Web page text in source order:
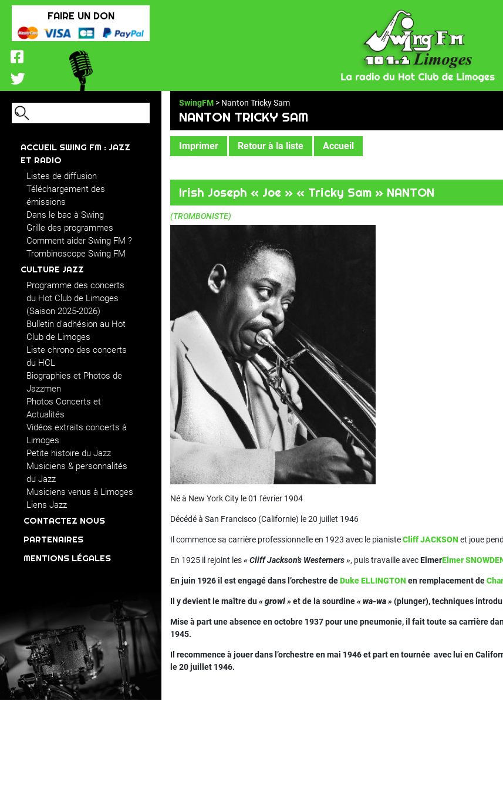
FAIRE UN DON
ACCUEIL SWING FM : JAZZ
ET RADIO
Listes de diffusion
Téléchargement des
émissions
Dans le bac à Swing
Grille des programmes
Comment aider Swing FM ?
Trombinoscope Swing FM
CULTURE JAZZ
Programme des concerts
du Hot Club de Limoges
(Saison 2025-2026)
Bulletin d’adhésion au Hot
Club de Limoges
Liste chrono des concerts
du HCL
Biographies et Photos de
Jazzmen
Photos Concerts et
Actualités
Vidéos extraits concerts à
Limoges
Petite histoire du Jazz
Musiciens & personnalités
du Jazz
Musiciens venus à Limoges
Liens Jazz
CONTACTEZ NOUS
PARTENAIRES
MENTIONS LÉGALES
SwingFM > Nanton Tricky Sam
NANTON TRICKY SAM
Imprimer Retour à la liste Accueil
Irish Joseph « Joe » « Tricky Sam » NANTON
(TROMBONISTE)
Né à New York City le 01 février 1904
Décédé à San Francisco (Californie) le 20 juillet 1946
Il commence sa carrière professionnelle en 1923 avec le pianisteCliff JACKSON et joue
En 1925 il rejoint les« Cliff Jackson’s Westerners », puis travaille avecElmerElmer
En juin 1926 il est engagé dans l’orchestre deDuke ELLINGTON en remplacement de
Il y devient le maître du« growl »et de la sourdine« wa-wa »(plunger), techniques
Mise à part une absence en octobre 1937 pour une pneumonie, il fait toute sa carrière
1945.
Il recommence à jouer dans l’orchestre en mai 1946 et part en tournée avec lui en
le 20 juillet 1946.